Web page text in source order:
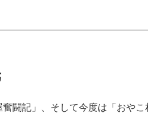
闘記」、そして今度は「おや